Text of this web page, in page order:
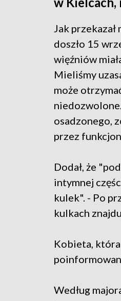
Jak przekazał
doszło 15
więźniów
Mieliśmy
może
osadzonego,
przez
Dodał, że
intymnej
kulek". - Po
kulkach
Kobieta, która
Według